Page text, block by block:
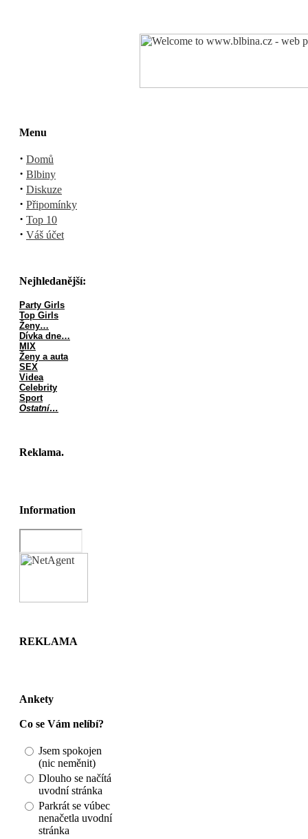
Menu
· Domů
· Blbiny
· Diskuze
· Připomínky
· Top 10
· Váš účet
Nejhledanější:
Party Girls
Top Girls
Ženy…
Dívka dne…
MIX
Ženy a auta
SEX
Videa
Celebrity
Sport
Ostatní…
Reklama.
Information
REKLAMA
Ankety
Co se Vám nelíbí?
Jsem spokojen
(nic neměnit)
Dlouho se načítá
uvodní stránka
Parkrát se vúbec
nenačetla uvodní
stránka